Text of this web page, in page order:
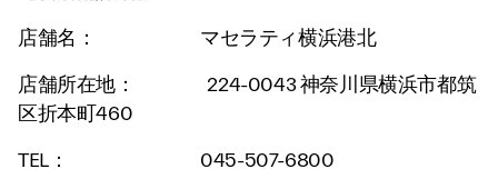
店舗名： マセラティ横浜港北
店舗所在地： 224-0043 神奈川県横浜市都筑
区折本町460
TEL： 045-507-6800